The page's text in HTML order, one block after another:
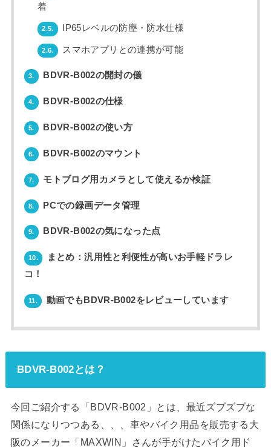
着
2.5. IP65レベルの防塵・防水仕様
2.6. スマホアプリとの連携が可能
3. BDVR-B002の開封の儀
4. BDVR-B002の仕様
5. BDVR-B002の使い方
6. BDVR-B002のマウント
7. モトブログ用カメラとして使えるか検証
8. PCでの録画データ管理
9. BDVR-B002の気になった点
10.
まとめ：汎用性と利便性が高いお手軽ドラレ
コ！
11. 動画でもBDVR-B002をレビューしています
BDVR-B002とは？
今回ご紹介する「BDVR-B002」とは、最近ズブズブな
関係になりつつある、、、車やバイク用品を販売する大
阪のメーカー「MAXWIN」さんが手がけたバイク用ド